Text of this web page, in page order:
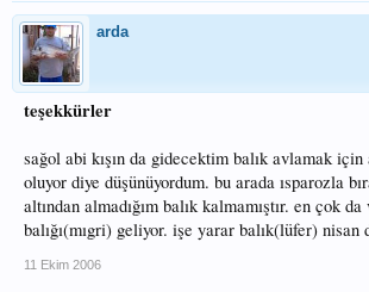
arda
teşekkürler
sağol abi kışın da gidecektim balık avlamak için
oluyor diye düşünüyordum. bu arada ısparozla
altından almadığım balık kalmamıştır. en çok
balığı(mıgri) geliyor. işe yarar balık(lüfer) nisan
11 Ekim 2006